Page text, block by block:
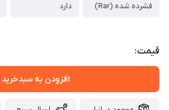
فشرده شده (Rar)
دارد
قیمت:
افزودن به سبدخرید